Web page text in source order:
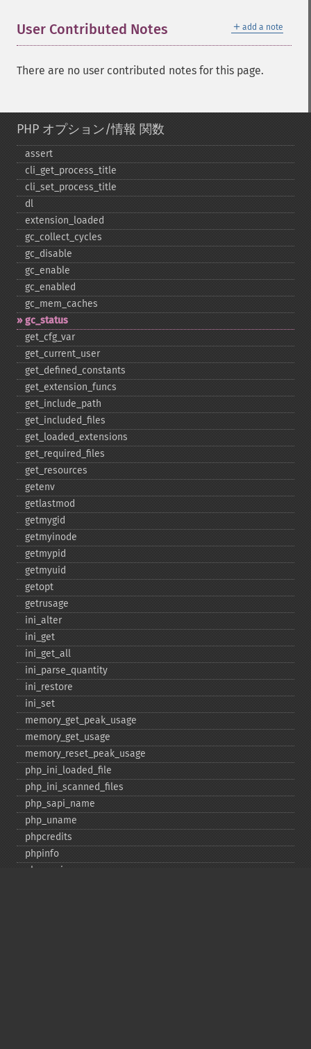
＋ add a note
User Contributed Notes
There are no user contributed notes for this page.
PHP オプション/情報 関数
assert
cli_​get_​process_​title
cli_​set_​process_​title
dl
extension_​loaded
gc_​collect_​cycles
gc_​disable
gc_​enable
gc_​enabled
gc_​mem_​caches
gc_​status
get_​cfg_​var
get_​current_​user
get_​defined_​constants
get_​extension_​funcs
get_​include_​path
get_​included_​files
get_​loaded_​extensions
get_​required_​files
get_​resources
getenv
getlastmod
getmygid
getmyinode
getmypid
getmyuid
getopt
getrusage
ini_​alter
ini_​get
ini_​get_​all
ini_​parse_​quantity
ini_​restore
ini_​set
memory_​get_​peak_​usage
memory_​get_​usage
memory_​reset_​peak_​usage
php_​ini_​loaded_​file
php_​ini_​scanned_​files
php_​sapi_​name
php_​uname
phpcredits
phpinfo
phpversion